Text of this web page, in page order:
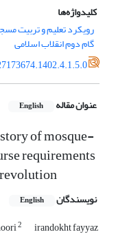
کلیدواژه‌ها
رویکرد تعلیم و تربیت
گام دوم انقلاب اسلامی
عنوان مقاله English
of mosque-
requirements
نویسندگان English
2 irandokht fayyaz